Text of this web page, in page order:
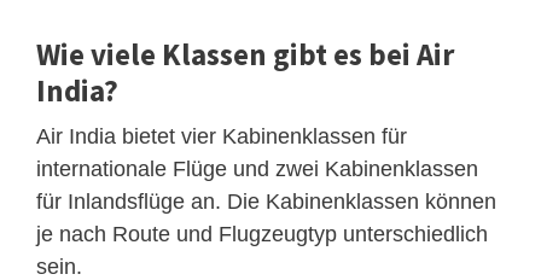
Wie viele Klassen gibt es bei Air
India?
Air India bietet vier Kabinenklassen für
internationale Flüge und zwei Kabinenklassen
für Inlandsflüge an. Die Kabinenklassen können
je nach Route und Flugzeugtyp unterschiedlich
sein.